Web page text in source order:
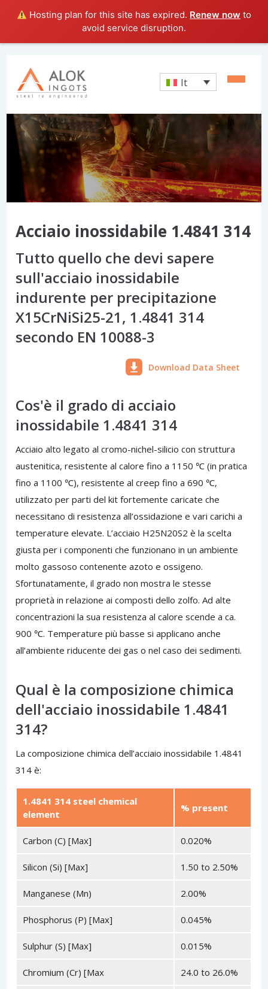
Hosting plan for this site has expired. Renew now to
avoid service disruption.
It
Acciaio inossidabile 1.4841 314
Tutto quello che devi sapere
sull'acciaio inossidabile
indurente per precipitazione
X15CrNiSi25-21, 1.4841 314
secondo EN 10088-3
Download Data Sheet
Cos'è il grado di acciaio
inossidabile 1.4841 314
Acciaio alto legato al cromo-nichel-silicio con struttura
austenitica, resistente al calore fino a 1150 ℃ (in pratica
fino a 1100 ℃), resistente al creep fino a 690 ℃,
utilizzato per parti del kit fortemente caricate che
necessitano di resistenza all’ossidazione e vari carichi a
temperature elevate. L’acciaio H25N20S2 è la scelta
giusta per i componenti che funzionano in un ambiente
molto gassoso contenente azoto e ossigeno.
Sfortunatamente, il grado non mostra le stesse
proprietà in relazione ai composti dello zolfo. Ad alte
concentrazioni la sua resistenza al calore scende a ca.
900 ℃. Temperature più basse si applicano anche
all’ambiente riducente dei gas o nel caso dei sedimenti.
Qual è la composizione chimica
dell'acciaio inossidabile 1.4841
314?
La composizione chimica dell’acciaio inossidabile 1.4841
314 è:
1.4841 314 steel chemical
element
% present
Carbon (C) [Max] 0.020%
Silicon (Si) [Max] 1.50 to 2.50%
Manganese (Mn) 2.00%
Phosphorus (P) [Max] 0.045%
Sulphur (S) [Max] 0.015%
Chromium (Cr) [Max 24.0 to 26.0%